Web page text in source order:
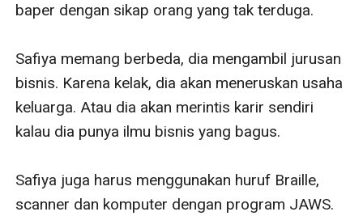
baper dengan sikap orang yang tak terduga.
Safiya memang berbeda, dia mengambil jurusan
bisnis. Karena kelak, dia akan meneruskan usaha
keluarga. Atau dia akan merintis karir sendiri
kalau dia punya ilmu bisnis yang bagus.
Safiya juga harus menggunakan huruf Braille,
scanner dan komputer dengan program JAWS.